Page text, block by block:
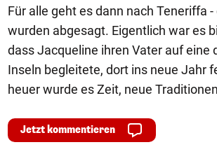
Für alle geht es dann nach Teneriffa
wurden abgesagt. Eigentlich war es
dass Jacqueline ihren Vater auf eine
Inseln begleitete, dort ins neue Jahr
heuer wurde es Zeit, neue
Jetzt kommentieren